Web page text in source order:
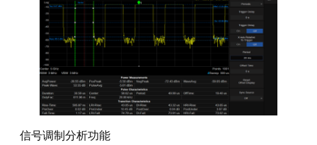
信号调制分析功能